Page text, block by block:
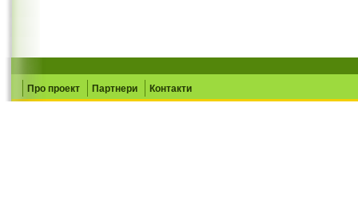
Про проект Партнери Контакти